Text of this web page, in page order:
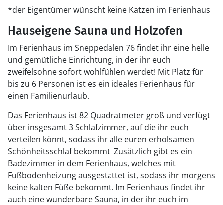
*der Eigentümer wünscht keine Katzen im Ferienhaus
Hauseigene Sauna und Holzofen
Im Ferienhaus im Sneppedalen 76 findet ihr eine helle
und gemütliche Einrichtung, in der ihr euch
zweifelsohne sofort wohlfühlen werdet! Mit Platz für
bis zu 6 Personen ist es ein ideales Ferienhaus für
einen Familienurlaub.
Das Ferienhaus ist 82 Quadratmeter groß und verfügt
über insgesamt 3 Schlafzimmer, auf die ihr euch
verteilen könnt, sodass ihr alle euren erholsamen
Schönheitsschlaf bekommt. Zusätzlich gibt es ein
Badezimmer in dem Ferienhaus, welches mit
Fußbodenheizung ausgestattet ist, sodass ihr morgens
keine kalten Füße bekommt. Im Ferienhaus findet ihr
auch eine wunderbare Sauna, in der ihr euch im